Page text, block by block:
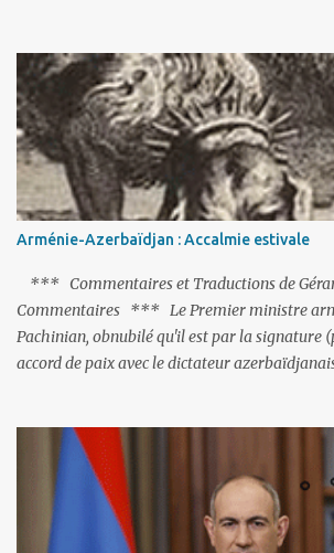
actions menées par le président Erdoğan, et
réalisation du putsch lui-même.
Arménie-Azerbaïdjan : Accalmie estivale
*** Commentaires et Traductions de
Commentaires *** Le Premier ministre
Pachinian, obnubilé qu'il est par la signature
accord de paix avec le dictateur
C'est hélas fort peu probable ; l'Histoire ou
pas ses points forts, pas plus d'ailleurs que les
tandem turco-azéri. Faisant fi de tout ce qui
l'URSS, il est exclusivement intéressé par ce
l'Arménie réelle ». Même les trois présidents